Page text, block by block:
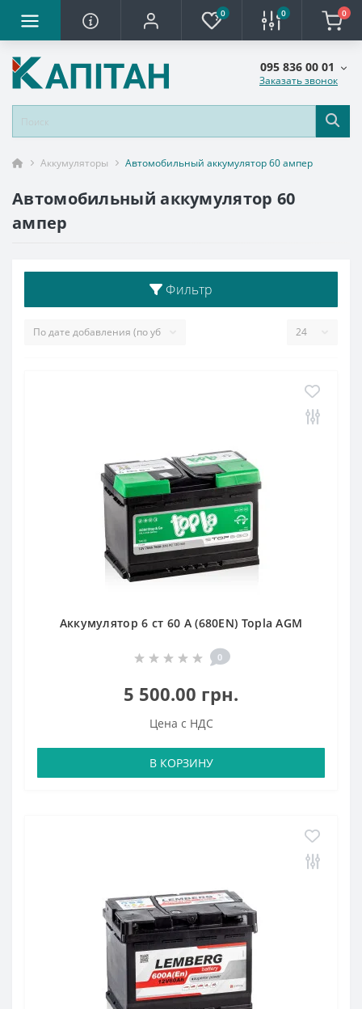
0 0 0
095 836 00 01
Заказать звонок
Аккумуляторы Автомобильный аккумулятор 60 ампер
Автомобильный аккумулятор 60
ампер
Фильтр
Аккумулятор 6 ст 60 А (680EN) Topla AGM
0
5 500.00 грн.
Цена с НДС
В КОРЗИНУ